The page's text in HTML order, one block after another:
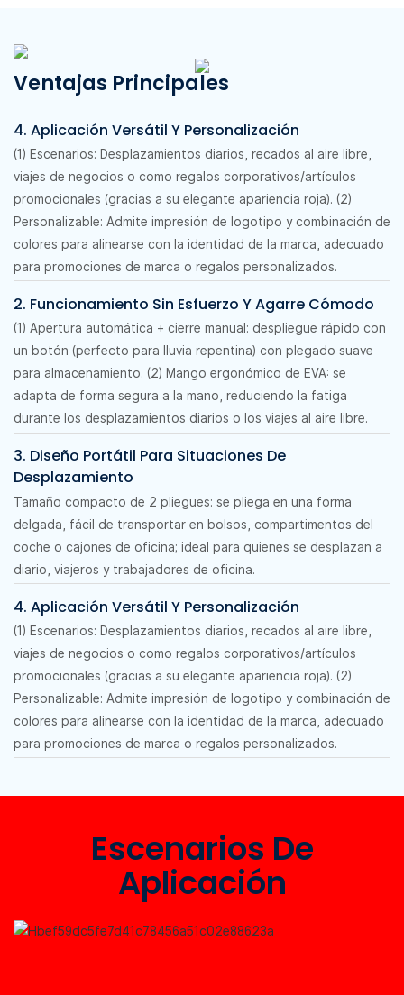
Ventajas Principales
4. Aplicación Versátil Y Personalización
(1) Escenarios: Desplazamientos diarios, recados al aire libre,
viajes de negocios o como regalos corporativos/artículos
promocionales (gracias a su elegante apariencia roja). (2)
Personalizable: Admite impresión de logotipo y combinación de
colores para alinearse con la identidad de la marca, adecuado
para promociones de marca o regalos personalizados.
2. Funcionamiento Sin Esfuerzo Y Agarre Cómodo
(1) Apertura automática + cierre manual: despliegue rápido con
un botón (perfecto para lluvia repentina) con plegado suave
para almacenamiento. (2) Mango ergonómico de EVA: se
adapta de forma segura a la mano, reduciendo la fatiga
durante los desplazamientos diarios o los viajes al aire libre.
3. Diseño Portátil Para Situaciones De
Desplazamiento
Tamaño compacto de 2 pliegues: se pliega en una forma
delgada, fácil de transportar en bolsos, compartimentos del
coche o cajones de oficina; ideal para quienes se desplazan a
diario, viajeros y trabajadores de oficina.
4. Aplicación Versátil Y Personalización
(1) Escenarios: Desplazamientos diarios, recados al aire libre,
viajes de negocios o como regalos corporativos/artículos
promocionales (gracias a su elegante apariencia roja). (2)
Personalizable: Admite impresión de logotipo y combinación de
colores para alinearse con la identidad de la marca, adecuado
para promociones de marca o regalos personalizados.
Escenarios De
Aplicación